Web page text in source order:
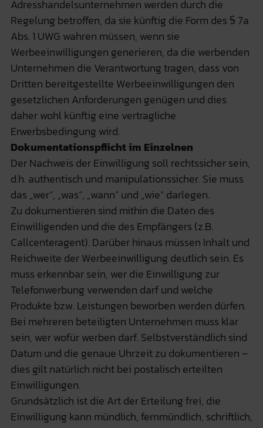
Adresshandelsunternehmen werden durch die
Regelung betroffen, da sie künftig die Form des § 7a
Abs. 1 UWG wahren müssen, wenn sie
Werbeeinwilligungen generieren, da die werbenden
Unternehmen die Verantwortung tragen, dass von
Dritten bereitgestellte Werbeeinwilligungen den
gesetzlichen Anforderungen genügen und dies
daher wohl künftig eine vertragliche
Erwerbsbedingung wird.
Dokumentationspflicht im Einzelnen
Der Nachweis der Einwilligung soll rechtssicher sein,
d.h. authentisch und manipulationssicher. Sie muss
das „wer“, „was“, „wann“ und „wie“ darlegen.
Zu dokumentieren sind mithin die Daten des
Einwilligenden und die des Empfängers (z.B.
Callcenteragent). Darüber hinaus müssen Inhalt und
Reichweite der Werbeeinwilligung deutlich sein. Es
muss erkennbar sein, wer die Einwilligung zur
Telefonwerbung verwenden darf und welche
Produkte bzw. Leistungen beworben werden dürfen.
Bei mehreren beteiligten Unternehmen muss klar
sein, wer wofür werben darf. Selbstverständlich sind
Datum und die genaue Uhrzeit zu dokumentieren –
dies gilt natürlich nicht bei postalisch erteilten
Einwilligungen.
Grundsätzlich ist die Art der Erteilung frei, die
Einwilligung kann mündlich, fernmündlich, schriftlich,